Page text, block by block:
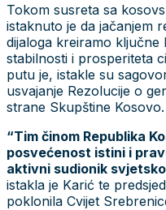
Tokom susreta sa
istaknuto je da jačanjem
dijaloga kreiramo
stabilnosti i prosperiteta
putu je, istakle su
usvajanje Rezolucije o
strane Skupštine Kosovo.
“Tim činom Republika
posvećenost istini i
aktivni sudionik
istakla je Karić te
poklonila Cvijet